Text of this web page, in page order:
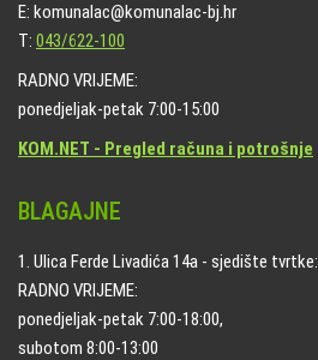
E: komunalac@komunalac-bj.hr
T: 043/622-100
RADNO VRIJEME:
ponedjeljak-petak 7:00-15:00
KOM.NET - Pregled računa i potrošnje
BLAGAJNE
1. Ulica Ferde Livadića 14a - sjedište tvrtke:
RADNO VRIJEME:
ponedjeljak-petak 7:00-18:00,
subotom 8:00-13:00